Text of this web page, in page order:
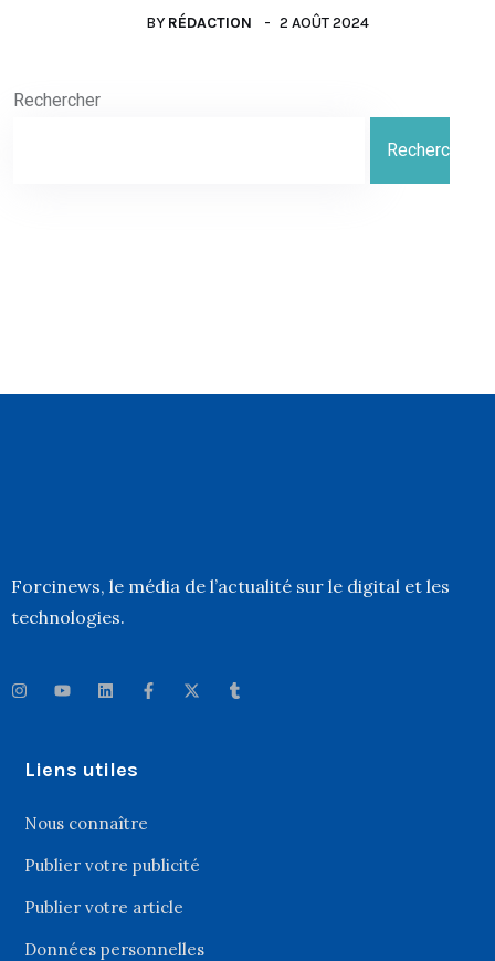
BY RÉDACTION 2 AOÛT 2024
Rechercher
Rechercher
Forcinews, le média de l’actualité sur le digital et les
technologies.
Liens utiles
Nous connaître
Publier votre publicité
Publier votre article
Données personnelles